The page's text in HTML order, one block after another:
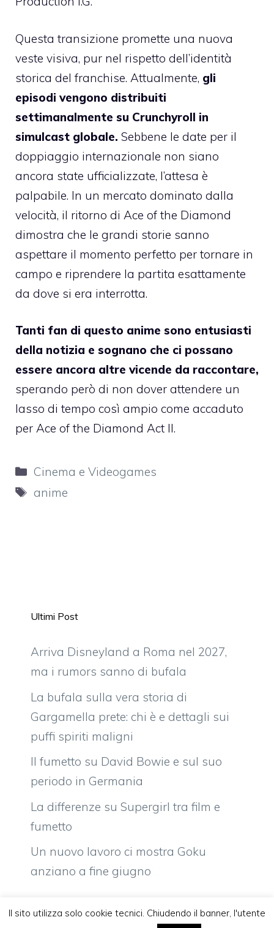
Questa transizione promette una nuova
veste visiva, pur nel rispetto dell’identità
storica del franchise. Attualmente, gli
episodi vengono distribuiti
settimanalmente su Crunchyroll in
simulcast globale. Sebbene le date per il
doppiaggio internazionale non siano
ancora state ufficializzate, l’attesa è
palpabile. In un mercato dominato dalla
velocità, il ritorno di Ace of the Diamond
dimostra che le grandi storie sanno
aspettare il momento perfetto per tornare in
campo e riprendere la partita esattamente
da dove si era interrotta.
Tanti fan di questo anime sono entusiasti
della notizia e sognano che ci possano
essere ancora altre vicende da raccontare,
sperando però di non dover attendere un
lasso di tempo così ampio come accaduto
per Ace of the Diamond Act II.
Categorie
Cinema e Videogames
Tag
anime
Ultimi Post
Arriva Disneyland a Roma nel 2027,
ma i rumors sanno di bufala
La bufala sulla vera storia di
Gargamella prete: chi è e dettagli sui
puffi spiriti maligni
Il fumetto su David Bowie e sul suo
periodo in Germania
La differenze su Supergirl tra film e
fumetto
Un nuovo lavoro ci mostra Goku
anziano a fine giugno
Il sito utilizza solo cookie tecnici. Chiudendo il banner, l'utente